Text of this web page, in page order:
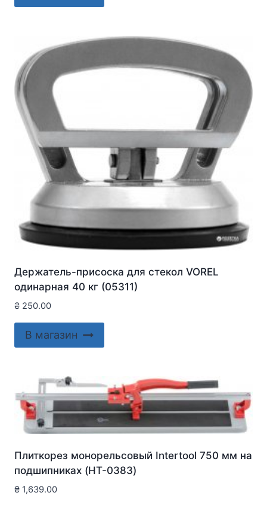
Держатель-присоска для стекол VOREL
одинарная 40 кг (05311)
₴ 250.00
В магазин
Плиткорез монорельсовый Intertool 750 мм на
подшипниках (HT-0383)
₴ 1,639.00